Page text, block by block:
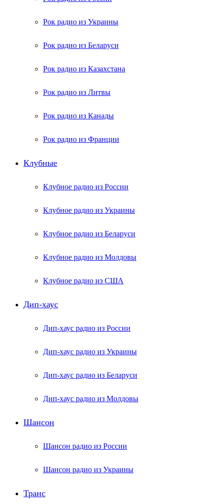
Рок радио из Украины
Рок радио из Беларуси
Рок радио из Казахстана
Рок радио из Литвы
Рок радио из Канады
Рок радио из Франции
Клубные
Клубное радио из России
Клубное радио из Украины
Клубное радио из Беларуси
Клубное радио из Молдовы
Клубное радио из США
Дип-хаус
Дип-хаус радио из России
Дип-хаус радио из Украины
Дип-хаус радио из Беларуси
Дип-хаус радио из Молдовы
Шансон
Шансон радио из России
Шансон радио из Украины
Транс